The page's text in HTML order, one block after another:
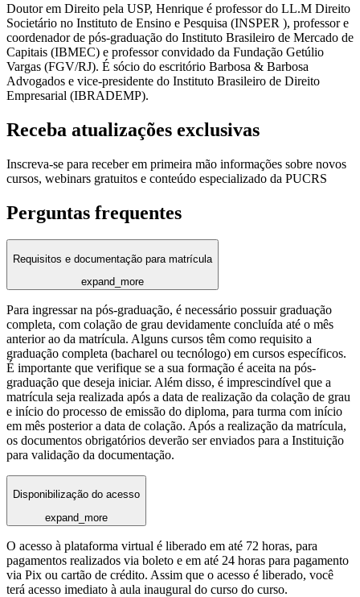
Doutor em Direito pela USP, Henrique é professor do LL.M Direito
Societário no Instituto de Ensino e Pesquisa (INSPER ), professor e
coordenador de pós-graduação do Instituto Brasileiro de Mercado de
Capitais (IBMEC) e professor convidado da Fundação Getúlio
Vargas (FGV/RJ). É sócio do escritório Barbosa & Barbosa
Advogados e vice-presidente do Instituto Brasileiro de Direito
Empresarial (IBRADEMP).
Receba atualizações exclusivas
Inscreva-se para receber em primeira mão informações sobre novos
cursos, webinars gratuitos e conteúdo especializado da PUCRS
Perguntas frequentes
Requisitos e documentação para matrícula
expand_more
Para ingressar na pós-graduação, é necessário possuir graduação
completa, com colação de grau devidamente concluída até o mês
anterior ao da matrícula. Alguns cursos têm como requisito a
graduação completa (bacharel ou tecnólogo) em cursos específicos.
É importante que verifique se a sua formação é aceita na pós-
graduação que deseja iniciar. Além disso, é imprescindível que a
matrícula seja realizada após a data de realização da colação de grau
e início do processo de emissão do diploma, para turma com início
em mês posterior a data de colação. Após a realização da matrícula,
os documentos obrigatórios deverão ser enviados para a Instituição
para validação da documentação.
Disponibilização do acesso
expand_more
O acesso à plataforma virtual é liberado em até 72 horas, para
pagamentos realizados via boleto e em até 24 horas para pagamento
via Pix ou cartão de crédito. Assim que o acesso é liberado, você
terá acesso imediato à aula inaugural do curso do curso.